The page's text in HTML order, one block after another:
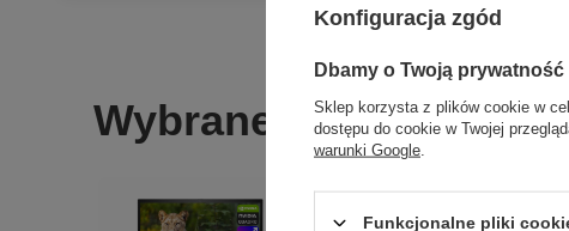
Wybrane dla Ciebie
Konfiguracja zgód
Dbamy o Twoją prywatność
Sklep korzysta z plików cookie w
dostępu do cookie w Twojej
warunki Google
Funkcjonalne pliki